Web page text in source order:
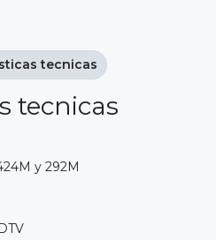
tecnicas
y 292M
tecnicas